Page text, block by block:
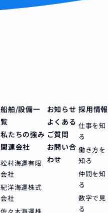
船舶/設備一
覧
私たちの強み
関連会社
松村海運有限
会社
紀洋海運株式
会社
お知らせ
よくある
ご質問
お問い合
わせ
採用情報
仕事を知
る
働き方を
知る
仲間を知
る
数字で見
る